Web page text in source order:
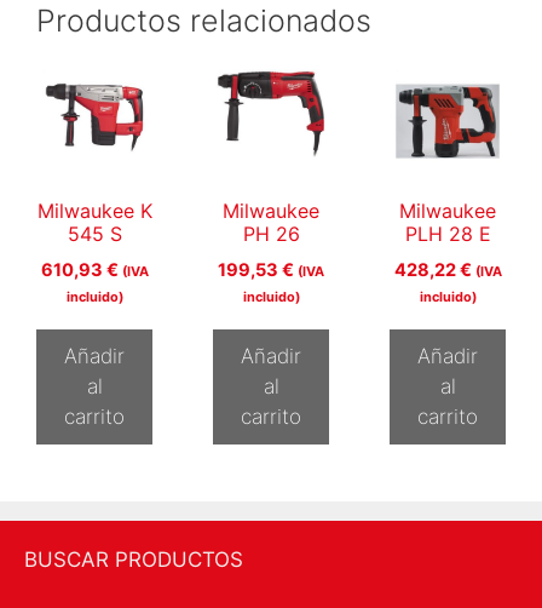
Productos relacionados
Milwaukee K
545 S
610,93 € (IVA
incluido)
Añadir
al
carrito
Milwaukee
PH 26
199,53 € (IVA
incluido)
Añadir
al
carrito
Milwaukee
PLH 28 E
428,22€ (IVA
incluido)
Añadir
al
carrito
BUSCAR PRODUCTOS